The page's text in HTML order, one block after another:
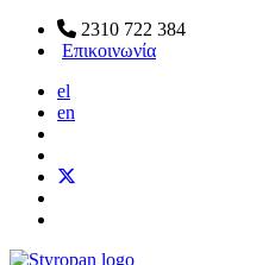
2310 722 384
Επικοινωνία
el
en